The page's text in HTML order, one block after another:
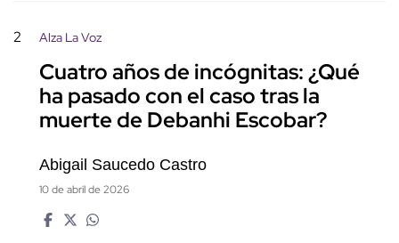
2 Alza La Voz
Cuatro años de incógnitas: ¿Qué
ha pasado con el caso tras la
muerte de Debanhi Escobar?
Abigail Saucedo Castro
10 de abril de 2026